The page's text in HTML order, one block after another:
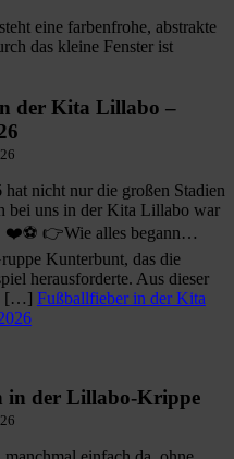
der Kita Lillabo –
nicht nur die großen Stadien
bei uns in der Kita Lillabo war
❤️⚽ 👉Wie alles begann…
Kunterbunt, das die
herausforderte. Aus dieser
[…] Fußballfieber in der Kita
in der Lillabo-Krippe